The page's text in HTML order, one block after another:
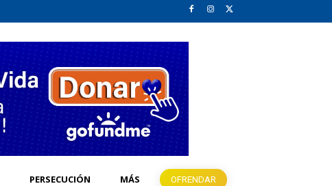
PERSECUCIÓN MÁS OFRENDAR